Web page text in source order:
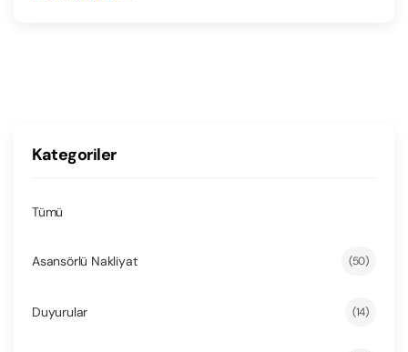
Kategoriler
Tümü
Asansörlü Nakliyat (50)
Duyurular (14)